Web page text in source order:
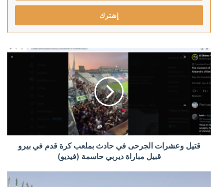
الإلكتروني
قتيل وعشرات الجرحى في حادث بملعب كرة قدم في بيرو
قبيل مباراة ديربي حاسمة (فيديو)